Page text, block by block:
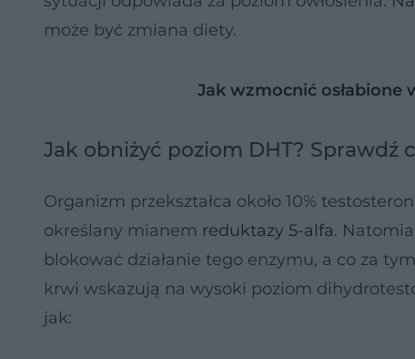
może być zmiana diety.
Jak wzmocnić osłabione
Jak obniżyć poziom DHT? Sprawdź
Organizm przekształca około 10%
określany mianem reduktazy 5-alfa.
blokować działanie tego enzymu, a co za
krwi wskazują na wysoki poziom
jak: